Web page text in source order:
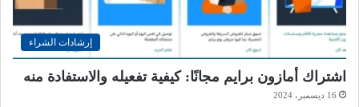
إرشادات الشراء
اشتراك أمازون برايم مجانًا: كيفية تفعيله والاستفادة منه
16 ديسمبر، 2024